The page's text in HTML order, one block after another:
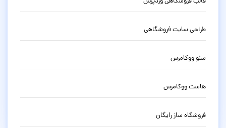
طراحی سایت فروشگاهی
سئو ووکامرس
هاست ووکامرس
فروشگاه ساز رایگان